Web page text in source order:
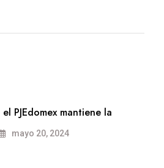
PJEdomex mantiene la
mayo 20, 2024